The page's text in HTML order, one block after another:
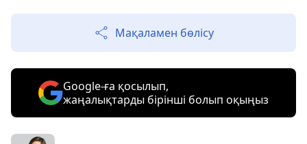
Мақаламен бөлісу
Google-ға қосылып,
жаңалықтарды бірінші болып оқыңыз